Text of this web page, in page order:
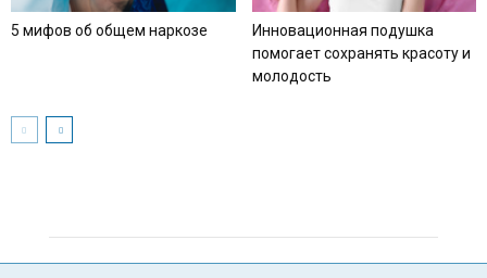
5 мифов об общем наркозе
Инновационная подушка
помогает сохранять красоту и
молодость